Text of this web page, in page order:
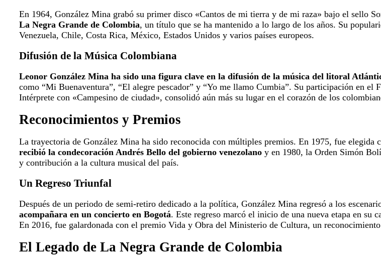
En 1964, González Mina grabó su primer disco «Cantos de mi tierra y de mi raza» bajo el sello
La Negra Grande de Colombia, un título que se ha mantenido a lo largo de los años. Su
Venezuela, Chile, Costa Rica, México, Estados Unidos y varios países europeos.
Difusión de la Música Colombiana
Leonor González Mina ha sido una figura clave en la difusión de la música del litoral
como “Mi Buenaventura”, “El alegre pescador” y “Yo me llamo Cumbia”. Su participación en
Intérprete con «Campesino de ciudad», consolidó aún más su lugar en el corazón de los
Reconocimientos y Premios
La trayectoria de González Mina ha sido reconocida con múltiples premios. En 1975, fue
recibió la condecoración Andrés Bello del gobierno venezolano y en 1980, la Orden Simón
y contribución a la cultura musical del país.
Un Regreso Triunfal
Después de un periodo de semi-retiro dedicado a la política, González Mina regresó a los
acompañara en un concierto en Bogotá. Este regreso marcó el inicio de una nueva etapa en su
En 2016, fue galardonada con el premio Vida y Obra del Ministerio de Cultura, un
El Legado de La Negra Grande de Colombia